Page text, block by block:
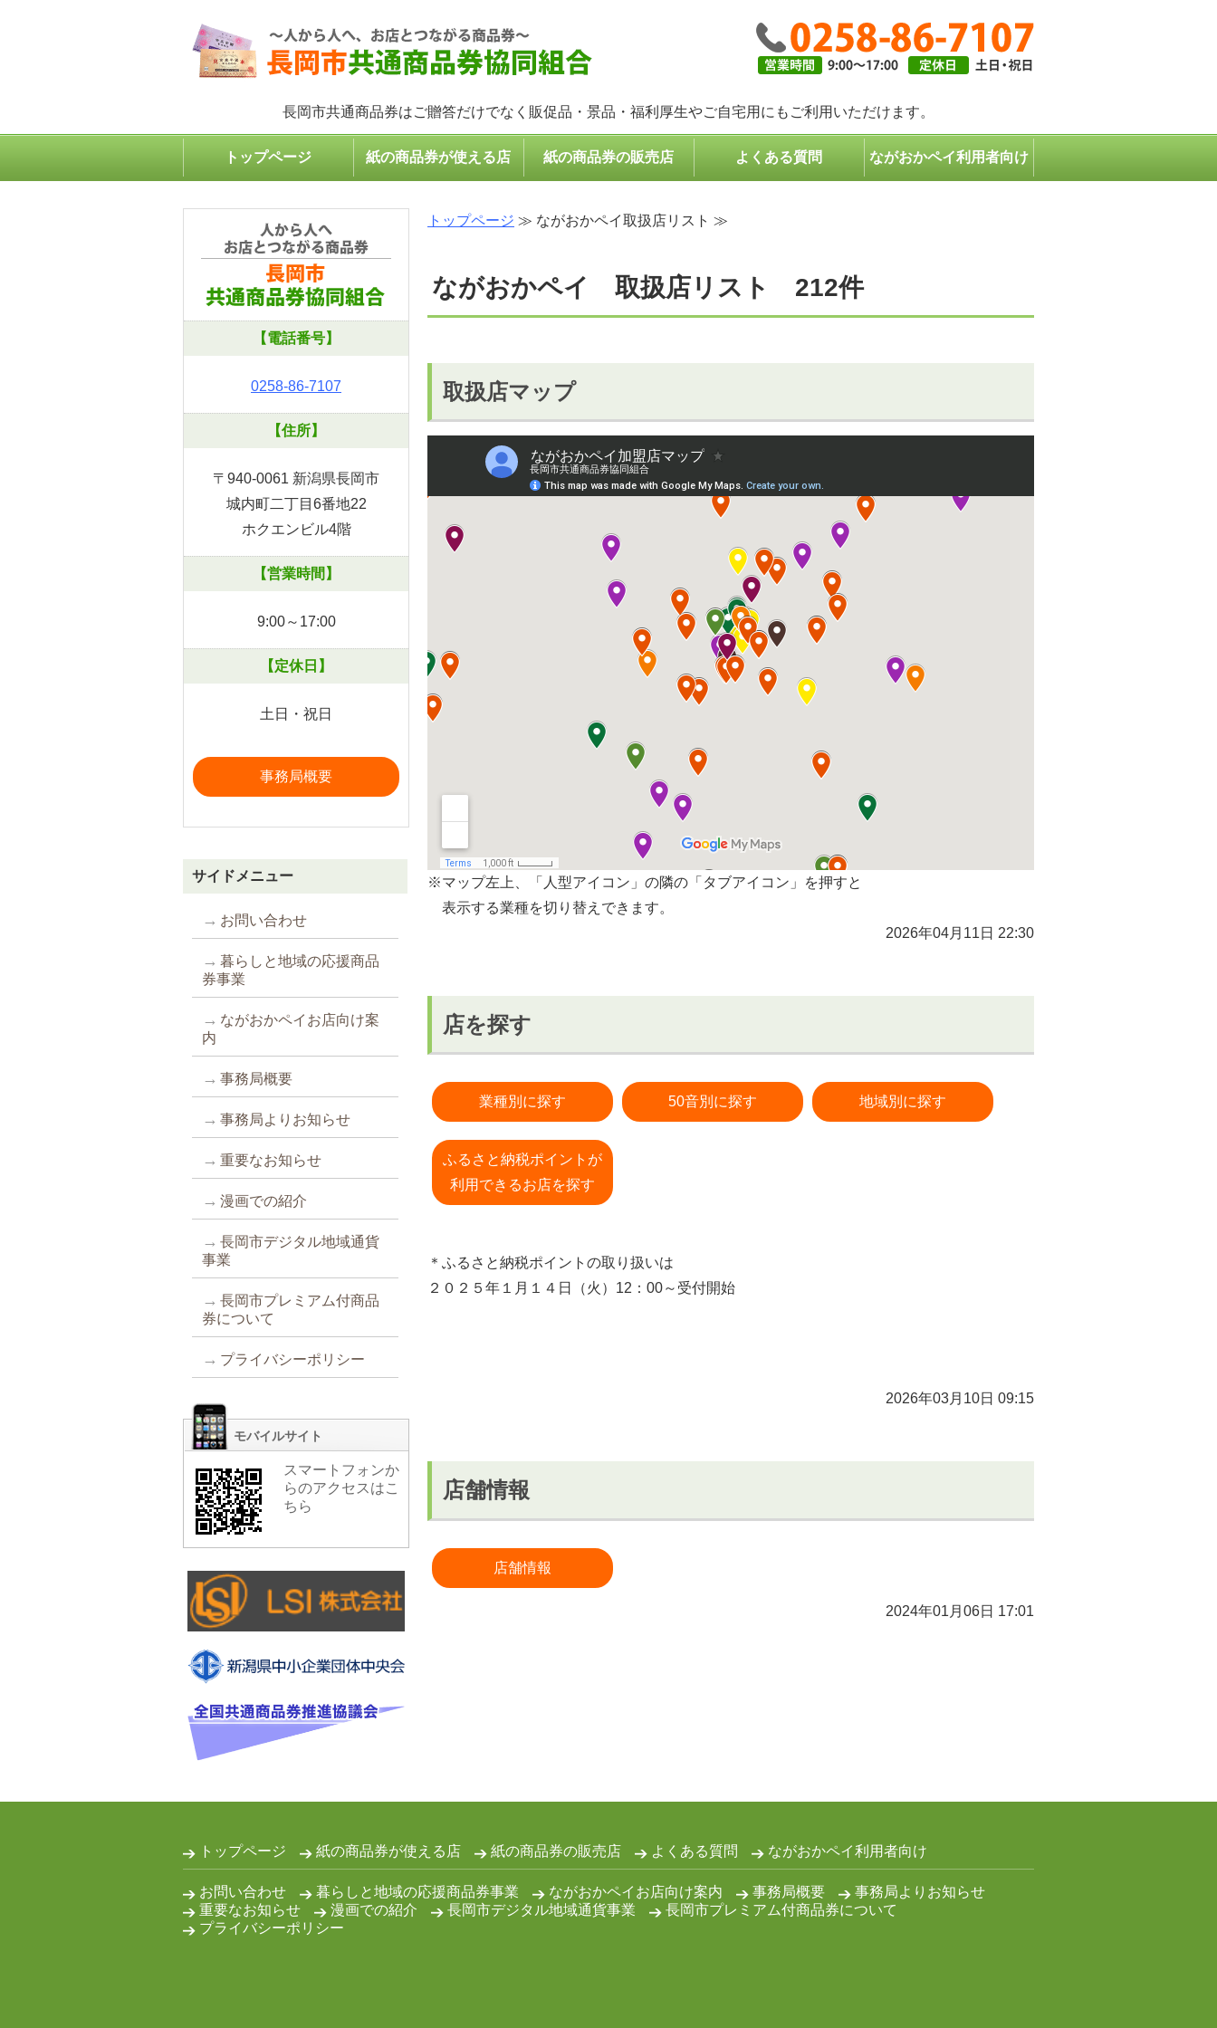
コンパクトなプレゼント・ギフトは長岡市共通商品券で｜長岡市共通商品券協同組合
長岡市共通商品券はご贈答だけでなく販促品・景品・福利厚生やご自宅用にもご利用いただけます。
トップページ 紙の商品券が使える店 紙の商品券の販売店 よくある質問 ながおかペイ利用者向け
トップページ ≫ ながおかペイ取扱店リスト ≫
ながおかペイ 取扱店リスト 212件
取扱店マップ
※マップ左上、「人型アイコン」の隣の「タブアイコン」を押すと
表示する業種を切り替えできます。
2026年04月11日 22:30
店を探す
業種別に探す 50音別に探す 地域別に探す
ふるさと納税ポイントが
利用できるお店を探す
＊ふるさと納税ポイントの取り扱いは
２０２５年１月１４日（火）12：00～受付開始
2026年03月10日 09:15
店舗情報
店舗情報
2024年01月06日 17:01
【電話番号】
0258-86-7107
【住所】
〒940-0061 新潟県長岡市
城内町二丁目6番地22
ホクエンビル4階
【営業時間】
9:00～17:00
【定休日】
土日・祝日
事務局概要
サイドメニュー
お問い合わせ
暮らしと地域の応援商品
券事業
ながおかペイお店向け案
内
事務局概要
事務局よりお知らせ
重要なお知らせ
漫画での紹介
長岡市デジタル地域通貨
事業
長岡市プレミアム付商品
券について
プライバシーポリシー
モバイルサイト
スマートフォンか
らのアクセスはこ
ちら
トップページ 紙の商品券が使える店 紙の商品券の販売店 よくある質問 ながおかペイ利用者向け
お問い合わせ 暮らしと地域の応援商品券事業 ながおかペイお店向け案内 事務局概要
事務局よりお知らせ
重要なお知らせ
漫画での紹介 長岡市デジタル地域通貨事業
長岡市プレミアム付商品券について
プライバシーポリシー